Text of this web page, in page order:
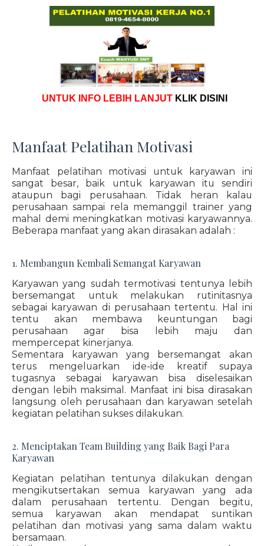
UNTUK INFO LEBIH LANJUT KLIK DISINI
Manfaat Pelatihan Motivasi
Manfaat pelatihan motivasi untuk karyawan ini
sangat besar, baik untuk karyawan itu sendiri
ataupun bagi perusahaan. Tidak heran kalau
perusahaan sampai rela memanggil trainer yang
mahal demi meningkatkan motivasi karyawannya.
Beberapa manfaat yang akan dirasakan adalah :
1. Membangun Kembali Semangat Karyawan
Karyawan yang sudah termotivasi tentunya lebih
bersemangat untuk melakukan rutinitasnya
sebagai karyawan di perusahaan tertentu. Hal ini
tentu akan membawa keuntungan bagi
perusahaan agar bisa lebih maju dan
mempercepat kinerjanya.
Sementara karyawan yang bersemangat akan
terus mengeluarkan ide-ide kreatif supaya
tugasnya sebagai karyawan bisa diselesaikan
dengan lebih maksimal. Manfaat ini bisa dirasakan
langsung oleh perusahaan dan karyawan setelah
kegiatan pelatihan sukses dilakukan.
2. Menciptakan Team Building yang Baik Bagi Para
Karyawan
Kegiatan pelatihan tentunya dilakukan dengan
mengikutsertakan semua karyawan yang ada
dalam perusahaan tertentu. Dengan begitu,
semua karyawan akan mendapat suntikan
pelatihan dan motivasi yang sama dalam waktu
bersamaan.